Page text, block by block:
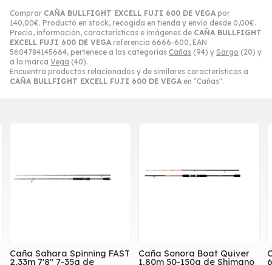
Comprar CAÑA BULLFIGHT EXCELL FUJI 600 DE VEGA por
140,00€. Producto en stock, recogida en tienda y envío desde 0,00€.
Precio, información, características e imágenes de CAÑA BULLFIGHT
EXCELL FUJI 600 DE VEGA referencia 6666-600, EAN
5604784145664, pertenece a las categorías Cañas (94) y Sargo (20) y
a la marca Vega (40).
Encuentra productos relacionados y de similares características a
CAÑA BULLFIGHT EXCELL FUJI 600 DE VEGA en "Cañas".
Caña Sahara Spinning FAST
2,33m 7'8" 7-35g de
Caña Sonora Boat Quiver
1,80m 50-150g de Shimano